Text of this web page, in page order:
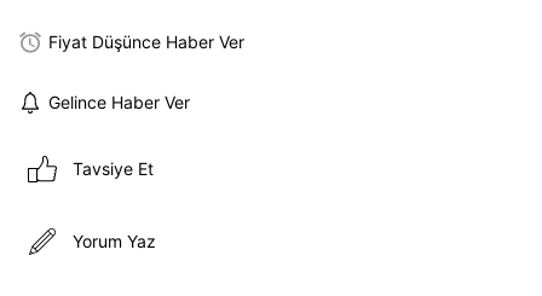
Fiyat Düşünce Haber Ver
Gelince Haber Ver
Tavsiye Et
Yorum Yaz